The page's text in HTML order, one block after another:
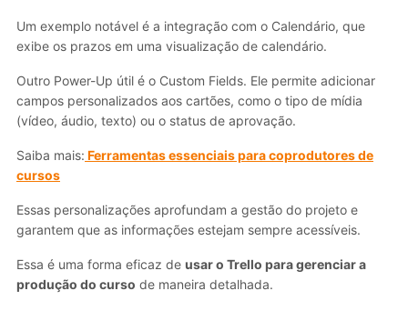
Um exemplo notável é a integração com o Calendário, que
exibe os prazos em uma visualização de calendário.
Outro Power-Up útil é o Custom Fields. Ele permite adicionar
campos personalizados aos cartões, como o tipo de mídia
(vídeo, áudio, texto) ou o status de aprovação.
Saiba mais: Ferramentas essenciais para coprodutores de
cursos
Essas personalizações aprofundam a gestão do projeto e
garantem que as informações estejam sempre acessíveis.
Essa é uma forma eficaz de usar o Trello para gerenciar a
produção do curso de maneira detalhada.